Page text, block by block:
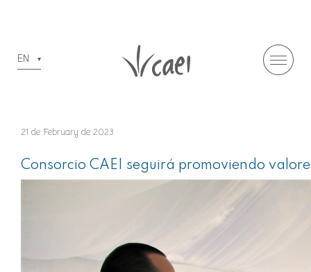
EN
21 de February de 2023
Consorcio CAEI seguirá promoviendo